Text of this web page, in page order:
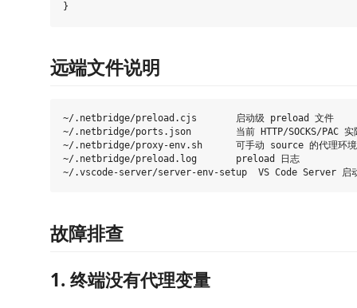
远端文件说明
~/.netbridge/preload.cjs       启动级 preload 文件
~/.netbridge/ports.json        当前 HTTP/SOCKS/PAC 实
~/.netbridge/proxy-env.sh      可手动 source 的代理环境
~/.netbridge/preload.log       preload 日志
故障排查
1. 终端没有代理变量